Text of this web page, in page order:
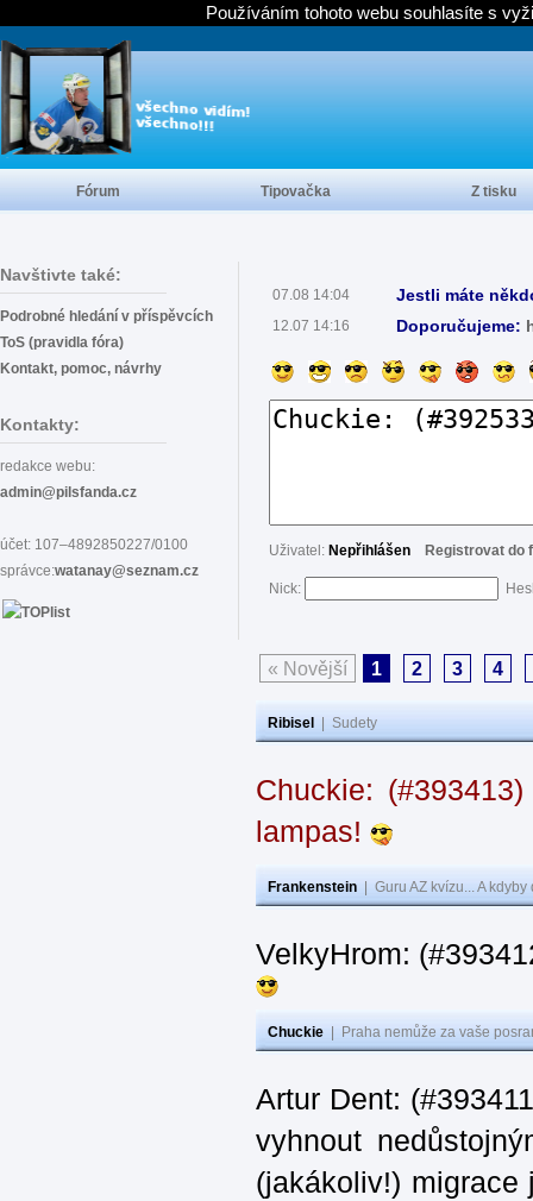
Navštivte také:
Podrobné hledání v příspěvcích
ToS (pravidla fóra)
Kontakt, pomoc, návrhy
Kontakty:
redakce webu:
admin@pilsfanda.cz
účet: 107–4892850227/0100
správce:watanay@seznam.cz
07.08 14:04 Jestli máte
12.07 14:16 Doporučujeme:
Uživatel: Nepřihlášen Registrovat do
Nick:
« Novější 1 2 3 4
Ribisel Sudety
Chuckie:
lampas!
Frankenstein Guru AZ kvízu... A
VelkyHrom:
Chuckie Praha nemůže za vaše
Artur Dent:
vyhnout
(jakákoliv!)
Fórum Tipovačka Z tisku
Používáním tohoto webu souhlasíte s